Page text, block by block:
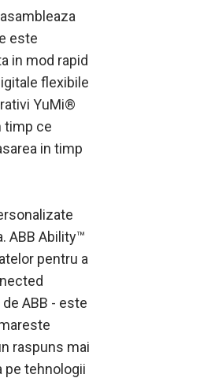
este
in mod rapid
flexibile
YuMi®
timp ce
in timp
ABB Ability™
pentru a
ABB - este
raspuns mai
pe tehnologii